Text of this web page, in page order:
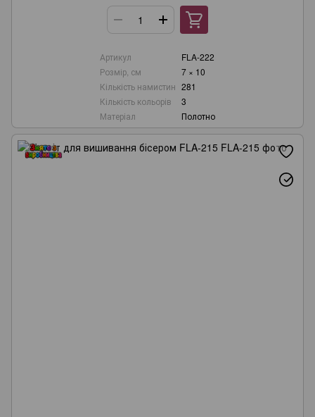
Артикул
FLA-222
Розмір, см
7 × 10
Кількість намистин 281
Кількість кольорів
3
Матеріал
Полотно